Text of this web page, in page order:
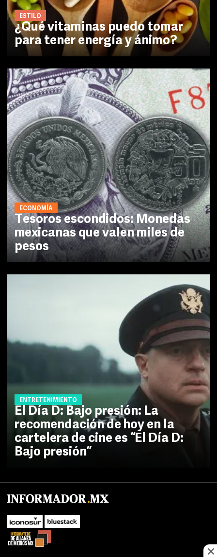
ESTILO
¿Qué vitaminas puedo tomar
para tener energía y ánimo?
ECONOMÍA
Tesoros escondidos: Monedas
mexicanas que valen miles de
pesos
ENTRETENIMIENTO
El Día D: Bajo presión: La
recomendación de hoy en la
cartelera de cine es “El Día D:
Bajo presión”